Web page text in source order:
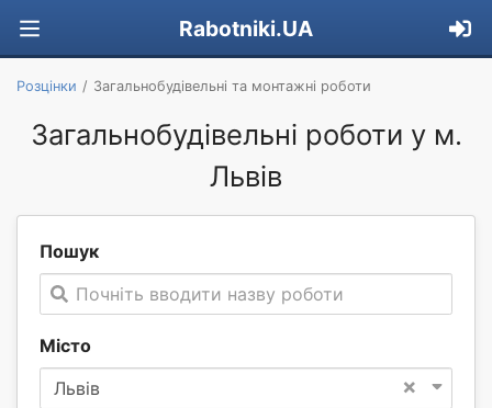
Rabotniki.UA
Розцінки Загальнобудівельні та монтажні роботи
Загальнобудівельні роботи у м.
Львів
Пошук
Почніть вводити назву роботи
Місто
×
Львів